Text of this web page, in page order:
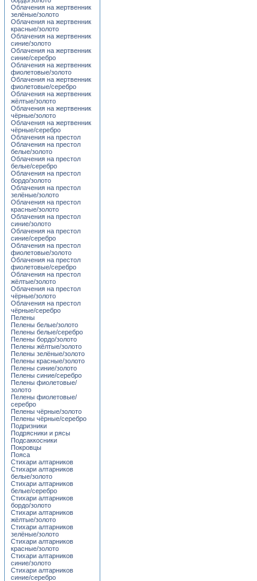
Облачения на жертвенник
зелёные/золото
Облачения на жертвенник
красные/золото
Облачения на жертвенник
синие/золото
Облачения на жертвенник
синие/серебро
Облачения на жертвенник
фиолетовые/золото
Облачения на жертвенник
фиолетовые/серебро
Облачения на жертвенник
жёлтые/золото
Облачения на жертвенник
чёрные/золото
Облачения на жертвенник
чёрные/серебро
Облачения на престол
Облачения на престол
белые/золото
Облачения на престол
белые/серебро
Облачения на престол
бордо/золото
Облачения на престол
зелёные/золото
Облачения на престол
красные/золото
Облачения на престол
синие/золото
Облачения на престол
синие/серебро
Облачения на престол
фиолетовые/золото
Облачения на престол
фиолетовые/серебро
Облачения на престол
жёлтые/золото
Облачения на престол
чёрные/золото
Облачения на престол
чёрные/серебро
Пелены
Пелены белые/золото
Пелены белые/серебро
Пелены бордо/золото
Пелены жёлтые/золото
Пелены зелёные/золото
Пелены красные/золото
Пелены синие/золото
Пелены синие/серебро
Пелены фиолетовые/
золото
Пелены фиолетовые/
серебро
Пелены чёрные/золото
Пелены чёрные/серебро
Подризники
Подрясники и рясы
Подсаккосники
Покровцы
Пояса
Стихари алтарников
Стихари алтарников
белые/золото
Стихари алтарников
белые/серебро
Стихари алтарников
бордо/золото
Стихари алтарников
жёлтые/золото
Стихари алтарников
зелёные/золото
Стихари алтарников
красные/золото
Стихари алтарников
синие/золото
Стихари алтарников
синие/серебро